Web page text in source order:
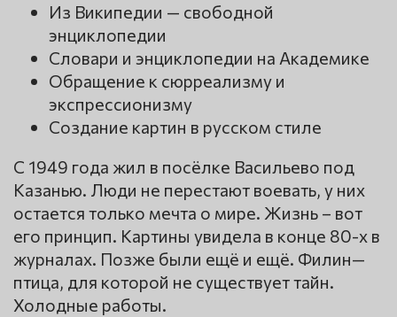
Из Википедии — свободной
энциклопедии
Словари и энциклопедии на Академике
Обращение к сюрреализму и
экспрессионизму
Создание картин в русском стиле
С 1949 года жил в посёлке Васильево под
Казанью. Люди не перестают воевать, у них
остается только мечта о мире. Жизнь – вот
его принцип. Картины увидела в конце 80-х в
журналах. Позже были ещё и ещё. Филин—
птица, для которой не существует тайн.
Холодные работы.